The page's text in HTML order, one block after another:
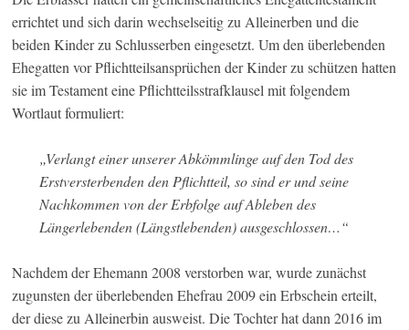
errichtet und sich darin wechselseitig zu Alleinerben und die
beiden Kinder zu Schlusserben eingesetzt. Um den überlebenden
Ehegatten vor Pflichtteilsansprüchen der Kinder zu schützen hatten
sie im Testament eine Pflichtteilsstrafklausel mit folgendem
Wortlaut formuliert:
„Verlangt einer unserer Abkömmlinge auf den Tod des
Erstversterbenden den Pflichtteil, so sind er und seine
Nachkommen von der Erbfolge auf Ableben des
Längerlebenden (Längstlebenden) ausgeschlossen…“
Nachdem der Ehemann 2008 verstorben war, wurde zunächst
zugunsten der überlebenden Ehefrau 2009 ein Erbschein erteilt,
der diese zu Alleinerbin ausweist. Die Tochter hat dann 2016 im